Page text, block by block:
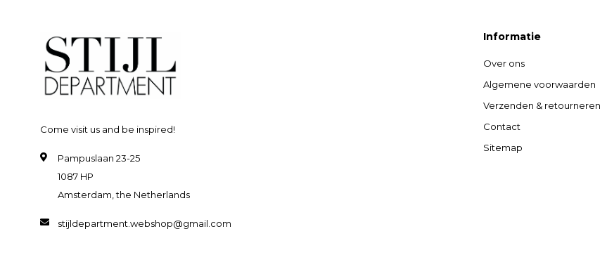
Come visit us and be inspired!
Pampuslaan 23-25
1087 HP
Amsterdam, the Netherlands
stijldepartment.webshop@gmail.com
Informatie
Over ons
Algemene voorwaarden
Verzenden & retourneren
Contact
Sitemap